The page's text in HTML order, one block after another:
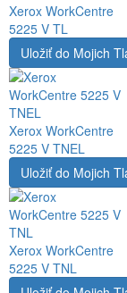
Xerox WorkCentre
5225 V TL
Uložiť do Mojich
Xerox WorkCentre
5225 V TNEL
Uložiť do Mojich
Xerox WorkCentre
5225 V TNL